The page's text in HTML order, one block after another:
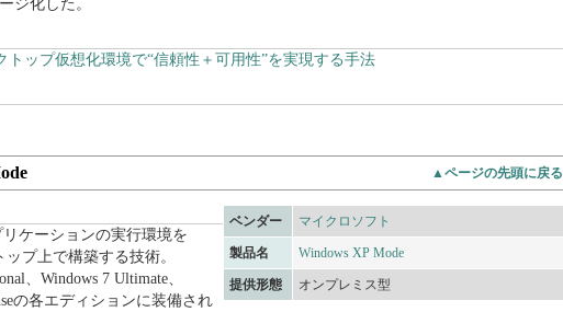
ジ化した。
トップ仮想化環境で“信頼性＋可用性”を実現する手法
▲ページの先頭に戻る
ベンダー マイクロソフト
製品名 Windows XP Mode
提供形態 オンプレミス型
リケーションの実行環境を
ップ上で構築する技術。
、Windows 7 Ultimate、
の各エディションに装備され